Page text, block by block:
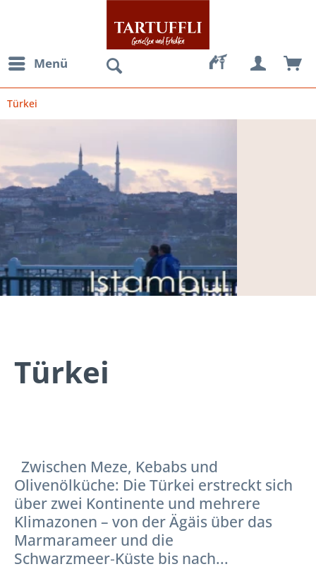
Menü
Türkei
Türkei
Zwischen Meze, Kebabs und
Olivenölküche: Die Türkei erstreckt sich
über zwei Kontinente und mehrere
Klimazonen – von der Ägäis über das
Marmarameer und die
Schwarzmeer‑Küste bis nach...